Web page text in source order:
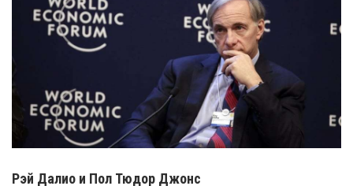
Рэй Далио и Пол Тюдор Джонс